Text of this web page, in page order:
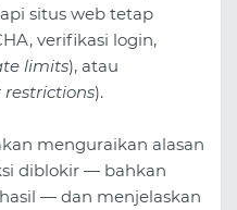
situs web tetap
verifikasi login,
limits), atau
restrictions).
menguraikan alasan
diblokir — bahkan
— dan menjelaskan